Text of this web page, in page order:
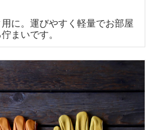
に。運びやすく軽量でお部屋
まいです。